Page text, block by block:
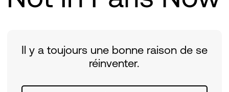
Il y a toujours une bonne raison de se
réinventer.